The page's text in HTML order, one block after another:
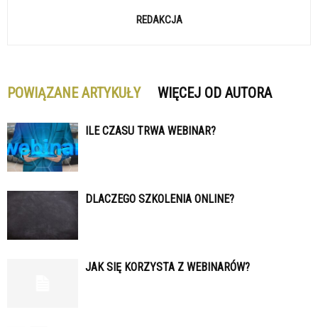
REDAKCJA
POWIĄZANE ARTYKUŁY WIĘCEJ OD AUTORA
ILE CZASU TRWA WEBINAR?
DLACZEGO SZKOLENIA ONLINE?
JAK SIĘ KORZYSTA Z WEBINARÓW?